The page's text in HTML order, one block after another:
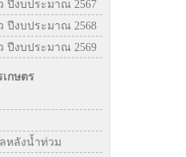
ปีงบประมาณ 2567
ปีงบประมาณ 2568
ปีงบประมาณ 2569
เกษตร
หลังน้ำท่วม